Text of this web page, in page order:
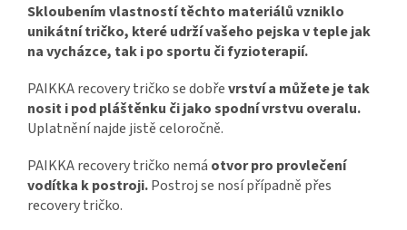
Skloubením vlastností těchto materiálů vzniklo
unikátní tričko, které udrží vašeho pejska v teple jak
na vycházce, tak i po sportu či fyzioterapií.
PAIKKA recovery tričko se dobřevrství a můžete je tak
nosit i pod pláštěnku či jako spodní vrstvu overalu.
Uplatnění najde jistě celoročně.
PAIKKA recovery tričko nemá otvor pro provlečení
vodítka k postroji.Postroj se nosí případně přes
recovery tričko.